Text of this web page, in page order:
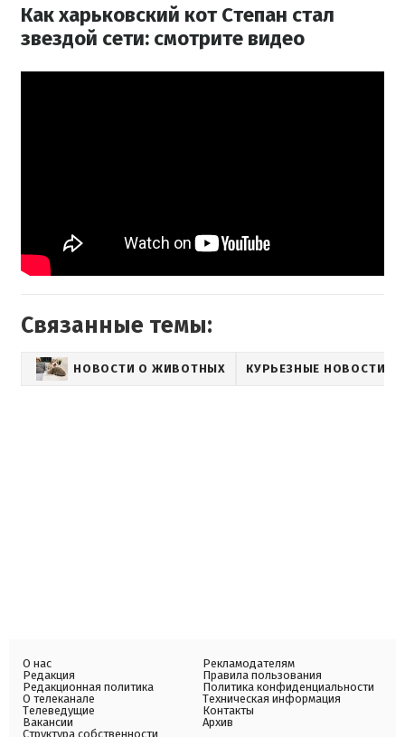
Как харьковский кот Степан стал
звездой сети: смотрите видео
Связанные темы:
НОВОСТИ О ЖИВОТНЫХ КУРЬЕЗНЫЕ НОВОСТИ
О нас
Редакция
Редакционная политика
О телеканале
Телеведущие
Вакансии
Структура собственности
Рекламодателям
Правила пользования
Политика конфиденциальности
Техническая информация
Контакты
Архив